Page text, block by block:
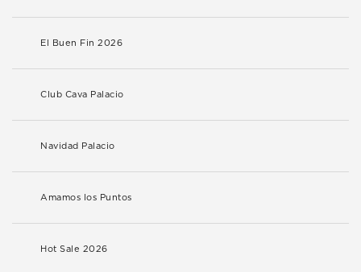
El Buen Fin 2026
Club Cava Palacio
Navidad Palacio
Amamos los Puntos
Hot Sale 2026